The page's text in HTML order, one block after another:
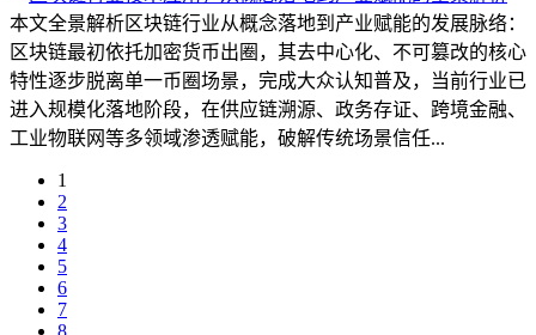
本文全景解析区块链行业从概念落地到产业赋能的发展脉络：
区块链最初依托加密货币出圈，其去中心化、不可篡改的核心
特性逐步脱离单一币圈场景，完成大众认知普及，当前行业已
进入规模化落地阶段，在供应链溯源、政务存证、跨境金融、
工业物联网等多领域渗透赋能，破解传统场景信任...
1
2
3
4
5
6
7